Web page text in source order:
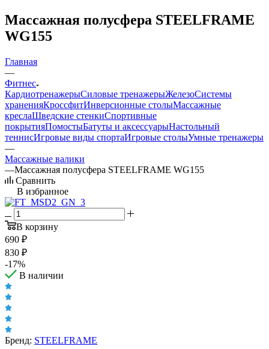
Массажная полусфера STEELFRAME
WG155
Главная
—
Фитнес
КардиотренажерыСиловые тренажерыЖелезоСистемы
храненияКроссфитИнверсионные столыМассажные
креслаШведские стенкиСпортивные
покрытияПомостыБатуты и аксессуарыНастольный
теннисИгровые виды спортаИгровые столыУмные тренажеры
—
Массажные валики
—Массажная полусфера STEELFRAME WG155
Сравнить
В избранное
В корзину
690 ₽
830 ₽
-17%
В наличии
Бренд: STEELFRAME